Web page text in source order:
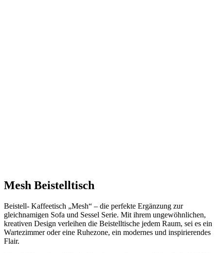
Mesh Beistelltisch
Beistell- Kaffeetisch „Mesh“ – die perfekte Ergänzung zur
gleichnamigen Sofa und Sessel Serie. Mit ihrem ungewöhnlichen,
kreativen Design verleihen die Beistelltische jedem Raum, sei es ein
Wartezimmer oder eine Ruhezone, ein modernes und inspirierendes
Flair.